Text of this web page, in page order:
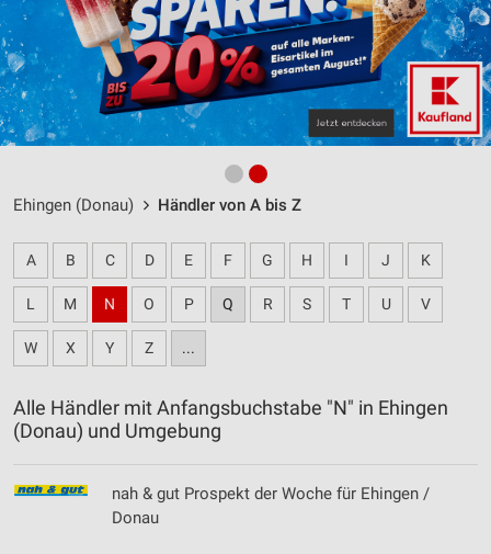
Ehingen (Donau) Händler von A bis Z
A B C D E F G H I J K
L M N O P Q R S T U V
W X Y Z ...
Alle Händler mit Anfangsbuchstabe "N" in Ehingen
(Donau) und Umgebung
nah & gut Prospekt der Woche für Ehingen /
Donau